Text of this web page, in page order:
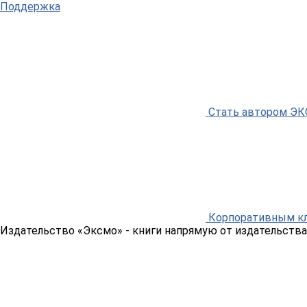
Поддержка
Стать автором
Корпоративным
Издательство «Эксмо» - книги напрямую от издательства